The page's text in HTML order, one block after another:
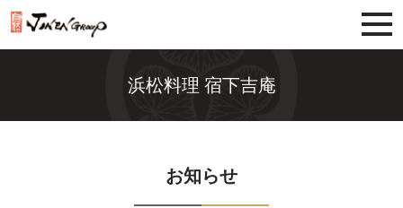
浜松料理 宿下吉庵
お知らせ